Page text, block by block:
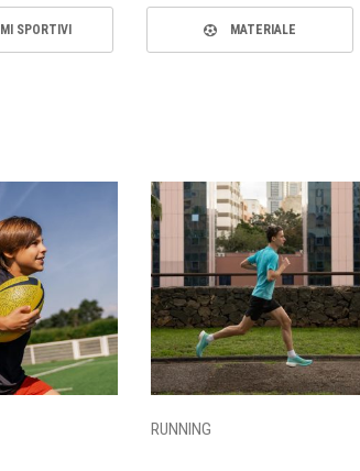
SPORTIVI MATERIALE
RUNNING